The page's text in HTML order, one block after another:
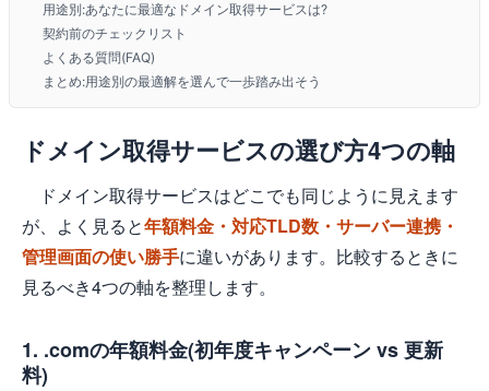
用途別:あなたに最適なドメイン取得サービスは?
契約前のチェックリスト
よくある質問(FAQ)
まとめ:用途別の最適解を選んで一歩踏み出そう
ドメイン取得サービスの選び方4つの軸
ドメイン取得サービスはどこでも同じように見えます
が、よく見ると年額料金・対応TLD数・サーバー連携・
管理画面の使い勝手に違いがあります。比較するときに
見るべき4つの軸を整理します。
1. .comの年額料金(初年度キャンペーン vs 更新
料)